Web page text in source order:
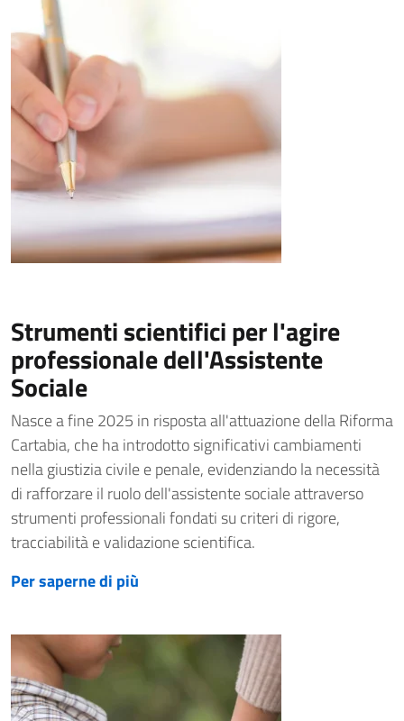
Strumenti scientifici per l'agire
professionale dell'Assistente
Sociale
Nasce a fine 2025 in risposta all'attuazione della Riforma
Cartabia, che ha introdotto significativi cambiamenti
nella giustizia civile e penale, evidenziando la necessità
di rafforzare il ruolo dell'assistente sociale attraverso
strumenti professionali fondati su criteri di rigore,
tracciabilità e validazione scientifica.
Per saperne di più